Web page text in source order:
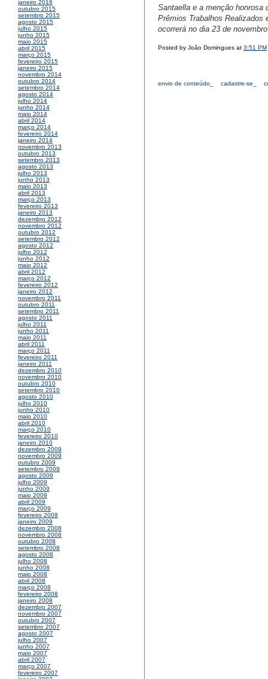
janeiro 2016
outubro 2015
setembro 2015
agosto 2015
julho 2015
junho 2015
maio 2015
abril 2015
março 2015
fevereiro 2015
janeiro 2015
novembro 2014
outubro 2014
setembro 2014
agosto 2014
julho 2014
junho 2014
maio 2014
abril 2014
março 2014
fevereiro 2014
janeiro 2014
novembro 2013
outubro 2013
setembro 2013
agosto 2013
julho 2013
junho 2013
maio 2013
abril 2013
março 2013
fevereiro 2013
janeiro 2013
dezembro 2012
novembro 2012
outubro 2012
setembro 2012
agosto 2012
julho 2012
junho 2012
maio 2012
abril 2012
março 2012
fevereiro 2012
janeiro 2012
novembro 2011
outubro 2011
setembro 2011
agosto 2011
julho 2011
junho 2011
maio 2011
abril 2011
março 2011
fevereiro 2011
janeiro 2011
dezembro 2010
novembro 2010
outubro 2010
setembro 2010
agosto 2010
julho 2010
junho 2010
maio 2010
abril 2010
março 2010
fevereiro 2010
janeiro 2010
dezembro 2009
novembro 2009
outubro 2009
setembro 2009
agosto 2009
julho 2009
junho 2009
maio 2009
abril 2009
março 2009
fevereiro 2009
janeiro 2009
dezembro 2008
novembro 2008
outubro 2008
setembro 2008
agosto 2008
julho 2008
junho 2008
maio 2008
abril 2008
março 2008
fevereiro 2008
janeiro 2008
dezembro 2007
novembro 2007
outubro 2007
setembro 2007
agosto 2007
julho 2007
junho 2007
maio 2007
abril 2007
março 2007
fevereiro 2007
Santaella e a menção honrosa
Prêmios Trabalhos Realizados
ocorrerá no dia 23 de
Posted by João Domingues at 3:51 PM
envio de conteúdo_ cadastre-se_